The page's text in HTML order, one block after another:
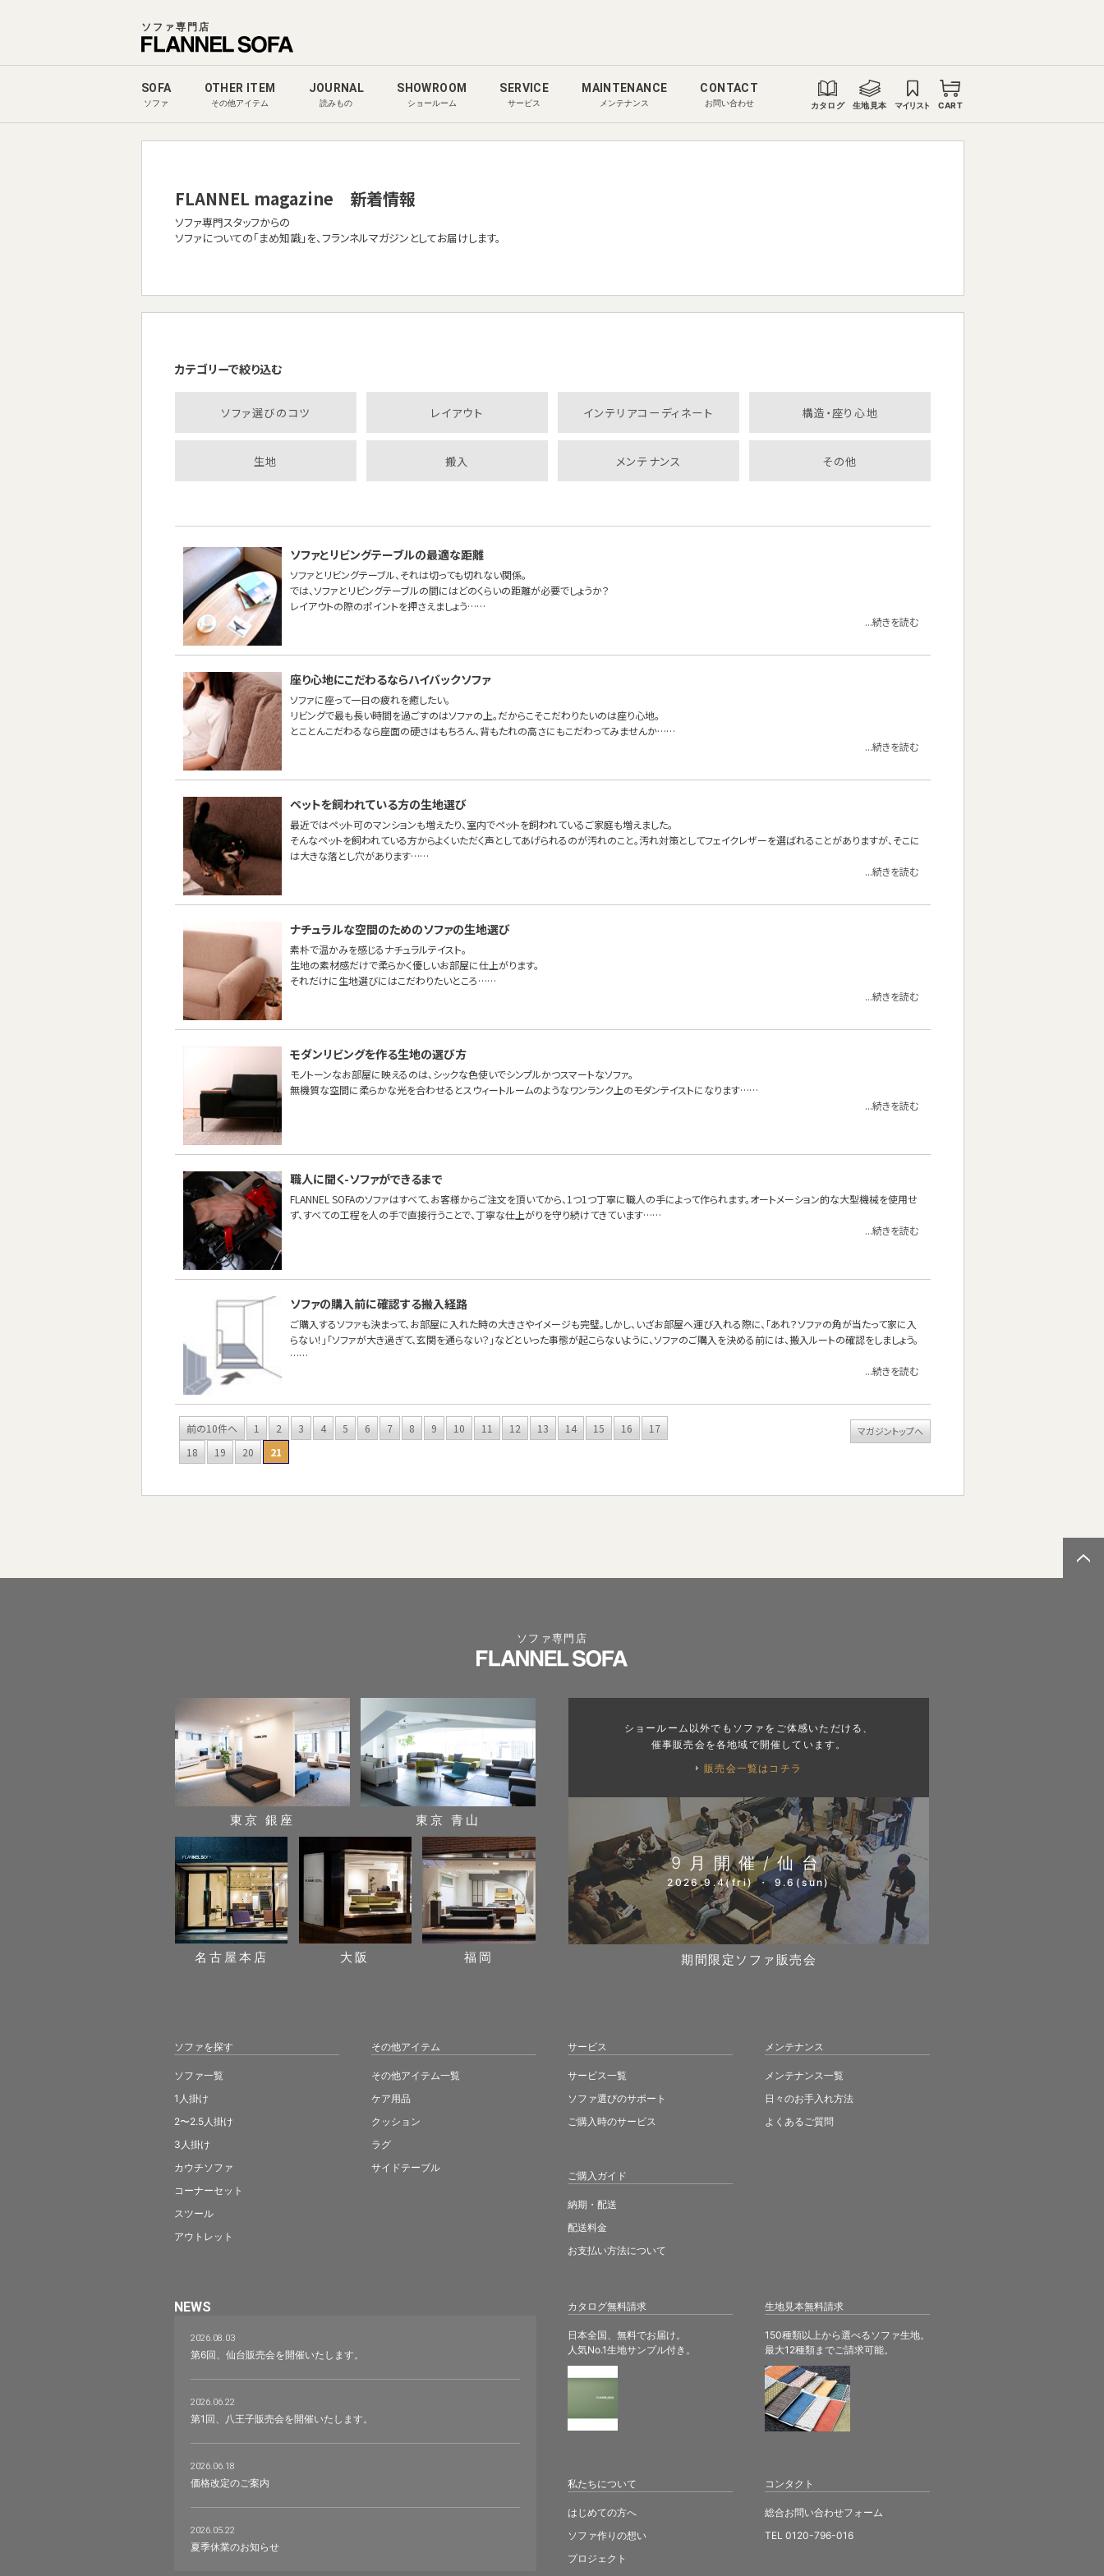
ソファ専門店
SOFA
ソファ
OTHER ITEM
その他アイテム
JOURNAL
読みもの
SHOWROOM
ショールーム
SERVICE
サービス
MAINTENANCE
メンテナンス
CONTACT
お問い合わせ カタログ 生地見本 マイリスト CART
FLANNEL magazine 新着情報
ソファ専門スタッフからの
ソファについての「まめ知識」を、フランネルマガジンとしてお届けします。
カテゴリーで絞り込む
ソファ選びのコツ レイアウト インテリアコーディネート 構造・座り心地
生地 搬入 メンテナンス その他
ソファとリビングテーブルの最適な距離
ソファとリビングテーブル、それは切っても切れない関係。
では、ソファとリビングテーブルの間にはどのくらいの距離が必要でしょうか？
レイアウトの際のポイントを押さえましょう……
...続きを読む
座り心地にこだわるならハイバックソファ
ソファに座って一日の疲れを癒したい。
リビングで最も長い時間を過ごすのはソファの上。だからこそこだわりたいのは座り心地。
とことんこだわるなら座面の硬さはもちろん、背もたれの高さにもこだわってみませんか……
...続きを読む
ペットを飼われている方の生地選び
最近ではペット可のマンションも増えたり、室内でペットを飼われているご家庭も増えました。
そんなペットを飼われている方からよくいただく声としてあげられるのが汚れのこと。汚れ対策としてフェイクレザーを選ばれることがありますが、そこに
は大きな落とし穴があります……
...続きを読む
ナチュラルな空間のためのソファの生地選び
素朴で温かみを感じるナチュラルテイスト。
生地の素材感だけで柔らかく優しいお部屋に仕上がります。
それだけに生地選びにはこだわりたいところ……
...続きを読む
モダンリビングを作る生地の選び方
モノトーンなお部屋に映えるのは、シックな色使いでシンプルかつスマートなソファ。
無機質な空間に柔らかな光を合わせるとスウィートルームのようなワンランク上のモダンテイストになります……
...続きを読む
職人に聞く-ソファができるまで
FLANNEL SOFAのソファはすべて、お客様からご注文を頂いてから、1つ1つ丁寧に職人の手によって作られます。オートメーション的な大型機械を使用せ
ず、すべての工程を人の手で直接行うことで、丁寧な仕上がりを守り続けてきています……
...続きを読む
ソファの購入前に確認する搬入経路
ご購入するソファも決まって、お部屋に入れた時の大きさやイメージも完璧。しかし、いざお部屋へ運び入れる際に、「あれ？ソファの角が当たって家に入
らない！」「ソファが大き過ぎて、玄関を通らない？」などといった事態が起こらないように、ソファのご購入を決める前には、搬入ルートの確認をしましょう。
……
...続きを読む
前の10件へ 1 2 3 4 5 6 7 8 9 10 11 12 13 14 15 16
17
18
19 20 21
マガジントップへ
ソファ専門店
カタログ無料請求
日本全国、無料でお届け。
人気No.1生地サンプル付き。
生地見本無料請求
150種類以上から選べるソファ生地。
最大12種類までご請求可能。
東京 銀座 東京 青山
名古屋本店 大阪 福岡
ショールーム以外でもソファをご体感いただける、
催事販売会を各地域で開催しています。
販売会一覧はコチラ
9月開催/仙台
2026.9.4(fri) ・ 9.6(sun)
期間限定ソファ販売会
ソファを探す
ソファ一覧
1人掛け
2〜2.5人掛け
3人掛け
カウチソファ
コーナーセット
スツール
アウトレット
その他アイテム
その他アイテム一覧
ケア用品
クッション
ラグ
サイドテーブル
サービス
サービス一覧
ソファ選びのサポート
ご購入時のサービス
ご購入ガイド
納期・配送
配送料金
お支払い方法について
メンテナンス
メンテナンス一覧
日々のお手入れ方法
よくあるご質問
NEWS
2026.08.03
第6回、仙台販売会を開催いたします。
2026.06.22
第1回、八王子販売会を開催いたします。
2026.06.18
価格改定のご案内
2026.05.22
夏季休業のお知らせ
私たちについて
はじめての方へ
ソファ作りの想い
プロジェクト
コンタクト
総合お問い合わせフォーム
TEL 0120-796-016